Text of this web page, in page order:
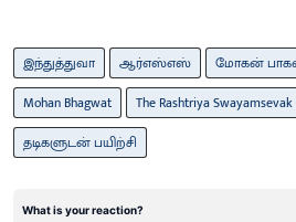
இந்துத்துவா ஆர்எஸ்எஸ் மோகன்
Mohan Bhagwat
The Rashtriya Swayamsevak
தடிகளுடன் பயிற்சி